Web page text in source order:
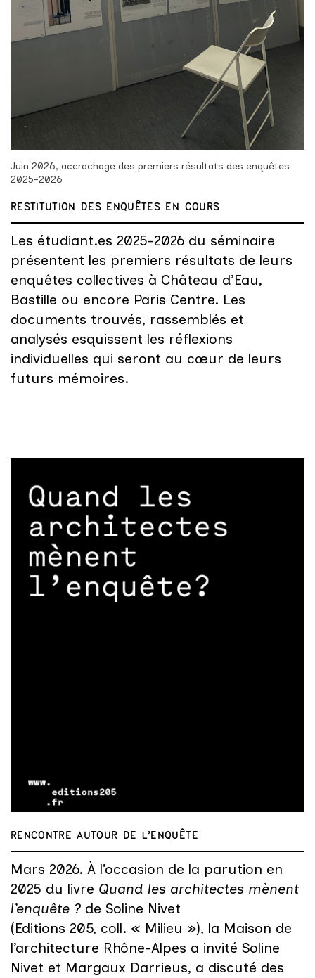
Juin 2026, accrochage des premiers résultats des enquêtes
2025-2026
RESTITUTION DES ENQUÊTES EN COURS
Les étudiant.es 2025-2026 du séminaire
présentent les premiers résultats de leurs
enquêtes collectives à Château d’Eau,
Bastille ou encore Paris Centre. Les
documents trouvés, rassemblés et
analysés esquissent les réflexions
individuelles qui seront au cœur de leurs
futurs mémoires.
RENCONTRE AUTOUR DE L'ENQUÊTE
Mars 2026. À l’occasion de la parution en
2025 du livre Quand les architectes mènent
l’enquête ? de Soline Nivet
(Editions 205, coll. « Milieu »), la Maison de
l’architecture Rhône-Alpes a invité Soline
Nivet et Margaux Darrieus, a discuté des